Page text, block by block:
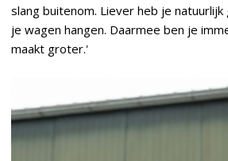
slang buitenom. Liever heb je
je wagen hangen. Daarmee ben je
maakt groter.'